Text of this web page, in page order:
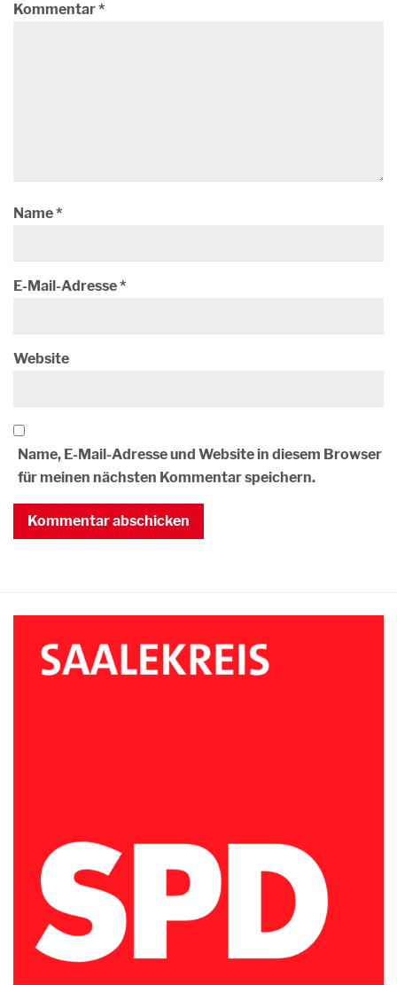
Kommentar*
Name*
E-Mail-Adresse*
Website
Name, E-Mail-Adresse und Website in diesem Browser
für meinen nächsten Kommentar speichern.